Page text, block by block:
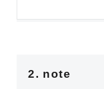
2. note